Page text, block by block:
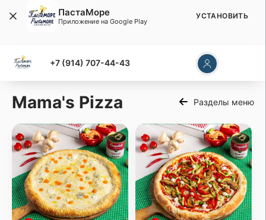
+7 (914) 707-44-43
Mama's Pizza Разделы меню
ПастаМоре
Приложение на Google Play
УСТАНОВИТЬ